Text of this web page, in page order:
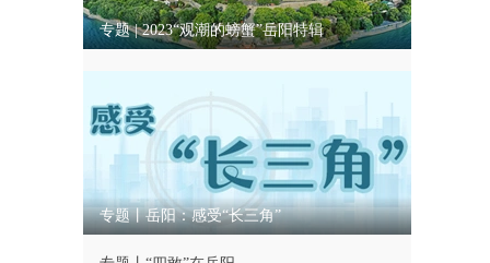
专题 | 2023“观潮的螃蟹”岳阳特辑
专题丨岳阳：感受“长三角”